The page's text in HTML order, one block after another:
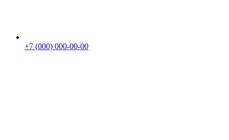
+7 (000) 000-00-00